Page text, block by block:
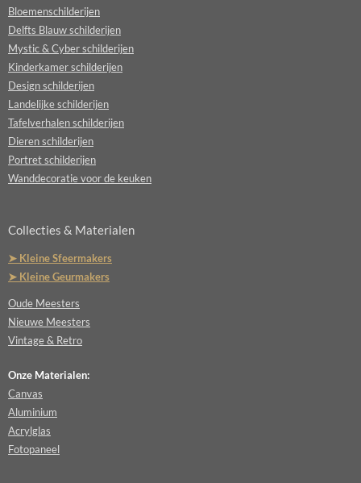
Bloemenschilderijen
Delfts Blauw schilderijen
Mystic & Cyber schilderijen
Kinderkamer schilderijen
Design schilderijen
Landelijke schilderijen
Tafelverhalen schilderijen
Dieren schilderijen
Portret schilderijen
Wanddecoratie voor de keuken
Collecties & Materialen
➤ Kleine Sfeermakers
➤ Kleine Geurmakers
Oude Meesters
Nieuwe Meesters
Vintage & Retro
Onze Materialen:
Canvas
Aluminium
Acrylglas
Fotopaneel